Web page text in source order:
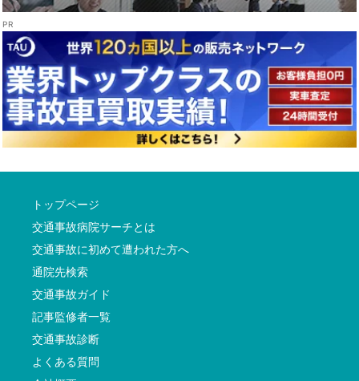
トップページ
交通事故病院サーチとは
交通事故に初めて遭われた方へ
通院先検索
交通事故ガイド
記事監修者一覧
交通事故診断
よくある質問